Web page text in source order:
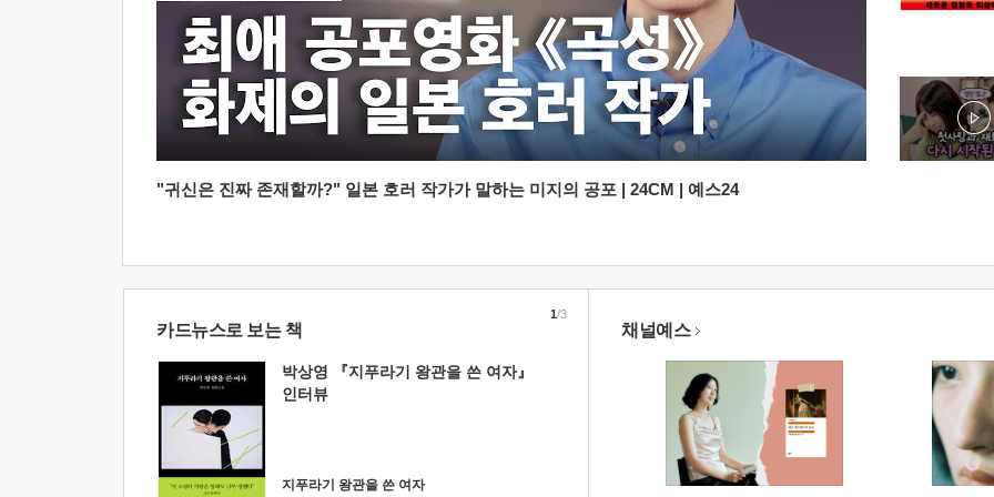
"귀신은 진짜 존재할까?" 일본 호러 작가가 말하는 미지의 공포 | 24CM | 예스24
카드뉴스로 보는 책
박상영 『지푸라기 왕관을 쓴 여자』
인터뷰
지푸라기 왕관을 쓴 여자
1/3
채널예스